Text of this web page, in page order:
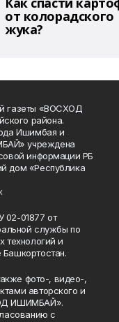
от колорадского
жука?
газеты «ВОСХОД
района.
Ишимбая и
учреждена
информации РБ
дом «Республика
02-01877 от
службы по
технологий и
фото-, видео-,
авторского и
ИШИМБАЙ».
с